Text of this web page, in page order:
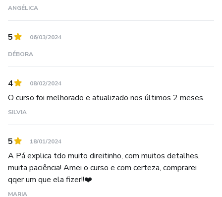
ANGÉLICA
5 06/03/2024
DÉBORA
4 08/02/2024
O curso foi melhorado e atualizado nos últimos 2 meses.
SILVIA
5 18/01/2024
A Pá explica tdo muito direitinho, com muitos detalhes,
muita paciência! Amei o curso e com certeza, comprarei
qqer um que ela fizer!!❤️
MARIA